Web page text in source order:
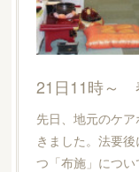
先日、地元のケ
きました。法要
つ「布施」につ